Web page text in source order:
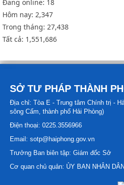
Đang online: 18
Hôm nay: 2,347
Trong tháng: 27,438
Tất cả: 1,551,686
SỞ TƯ PHÁP THÀNH
Địa chỉ: Tòa E - Trung tâm Chính trị -
sông Cấm, thành phố Hải Phòng)
Điện thoại: 0225.3556966
Email: sotp@haiphong.gov.vn
Trưởng Ban biên tập: Giám đốc Sở
Cơ quan chủ quản: ỦY BAN NHÂN